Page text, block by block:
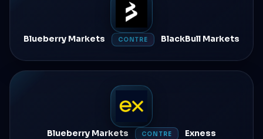
Blueberry Markets CONTRE BlackBull Markets
Blueberry Markets CONTRE Exness